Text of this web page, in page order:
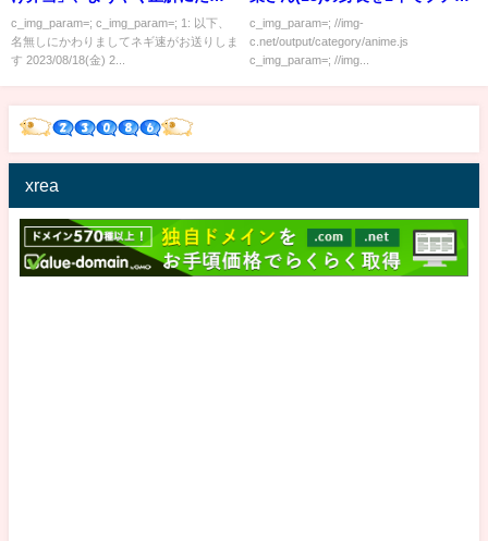
り着く
c_img_param=; c_img_param=; 1: 以下、
名無しにかわりましてネギ速がお送りしま
す 2023/08/18(金) 2...
かす
c_img_param=; //img-
c.net/output/category/anime.js
c_img_param=; //img...
xrea